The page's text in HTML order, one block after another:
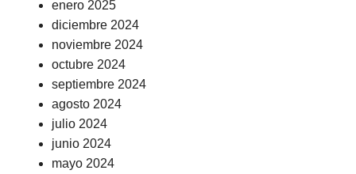
enero 2025
diciembre 2024
noviembre 2024
octubre 2024
septiembre 2024
agosto 2024
julio 2024
junio 2024
mayo 2024